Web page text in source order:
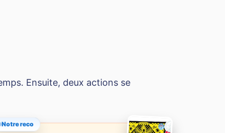
Ensuite, deux actions se
Notre reco